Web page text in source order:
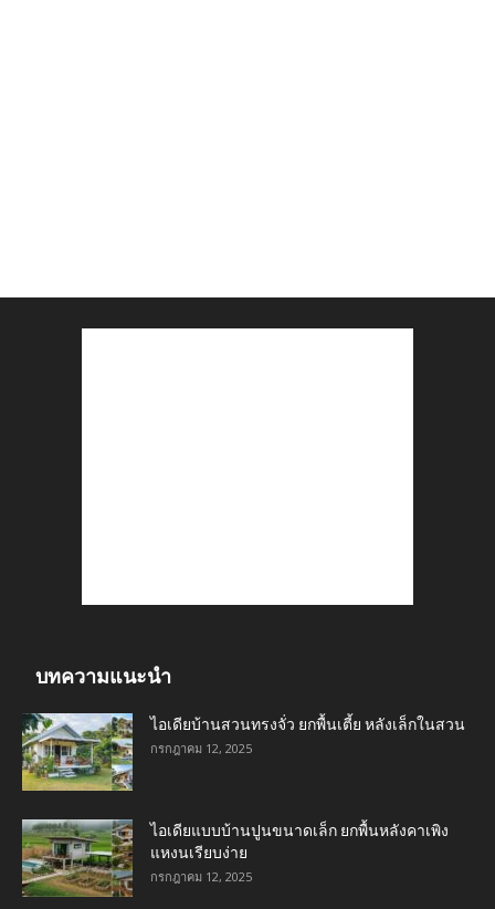
บทความแนะนำ
ไอเดียบ้านสวนทรงจั่ว ยกพื้นเตี้ย หลังเล็กในสวน
กรกฎาคม 12, 2025
ไอเดียแบบบ้านปูนขนาดเล็ก ยกพื้นหลังคาเพิง
แหงนเรียบง่าย
กรกฎาคม 12, 2025